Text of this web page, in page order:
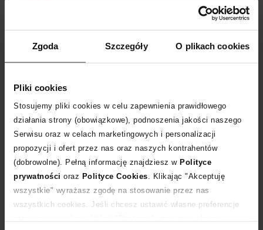
Zgoda Szczegóły O plikach cookies
Pliki cookies
Stosujemy pliki cookies w celu zapewnienia prawidłowego
działania strony (obowiązkowe), podnoszenia jakości naszego
Serwisu oraz w celach marketingowych i personalizacji
propozycji i ofert przez nas oraz naszych kontrahentów
(dobrowolne). Pełną informację znajdziesz w Polityce
prywatności oraz Polityce Cookies . Klikając "Akceptuję
wszystkie" wyrażasz zgodę na stosowanie przez nas
wszystkich cookies. Jeśli chcesz ustawić własne preferencje
Rozmiarówka standardowa. Jesteś pomiędzy? Wybierz większy rozmiar.
Tabela rozmiarów
WYBIERZ ROZMIAR
DODAJ DO KOSZYKA
Dostawa od 0 zł
14 dni na zwrot towaru